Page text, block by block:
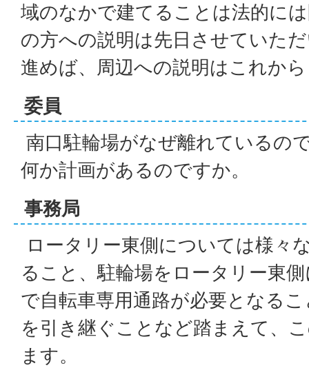
域のなかで建てることは法的に
の方への説明は先日させていた
進めば、周辺への説明はこれか
委員
南口駐輪場がなぜ離れているの
何か計画があるのですか。
事務局
ロータリー東側については様々
ること、駐輪場をロータリー東
で自転車専用通路が必要となる
を引き継ぐことなど踏まえて、
ます。